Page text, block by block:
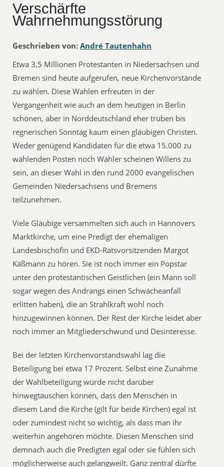
Verschärfte
Wahrnehmungsstörung
Geschrieben von: André Tautenhahn
Etwa 3,5 Millionen Protestanten in Niedersachsen und
Bremen sind heute aufgerufen, neue Kirchenvorstände
zu wählen. Diese Wahlen erfreuten in der
Vergangenheit wie auch an dem heutigen in Berlin
schönen, aber in Norddeutschland eher trüben bis
regnerischen Sonntag kaum einen gläubigen Christen.
Weder genügend Kandidaten für die etwa 15.000 zu
wählenden Posten noch Wähler scheinen Willens zu
sein, an dieser Wahl in den rund 2000 evangelischen
Gemeinden Niedersachsens und Bremens
teilzunehmen.
Viele Gläubige versammelten sich auch in Hannovers
Marktkirche, um eine Predigt der ehemaligen
Landesbischöfin und EKD-Ratsvorsitzenden Margot
Käßmann zu hören. Sie ist noch immer ein Popstar
unter den protestantischen Geistlichen (ein Mann soll
sogar wegen des Andrangs einen Schwächeanfall
erlitten haben), die an Strahlkraft wohl noch
hinzugewinnen können. Der Rest der Kirche leidet aber
noch immer an Mitgliederschwund und Desinteresse.
Bei der letzten Kirchenvorstandswahl lag die
Beteiligung bei etwa 17 Prozent. Selbst eine Zunahme
der Wahlbeteiligung würde nicht darüber
hinwegtäuschen können, dass den Menschen in
diesem Land die Kirche (gilt für beide Kirchen) egal ist
oder zumindest nicht so wichtig, als dass man ihr
weiterhin angehören möchte. Diesen Menschen sind
demnach auch die Predigten egal oder sie fühlen sich
möglicherweise auch gelangweilt. Ganz zentral dürfte